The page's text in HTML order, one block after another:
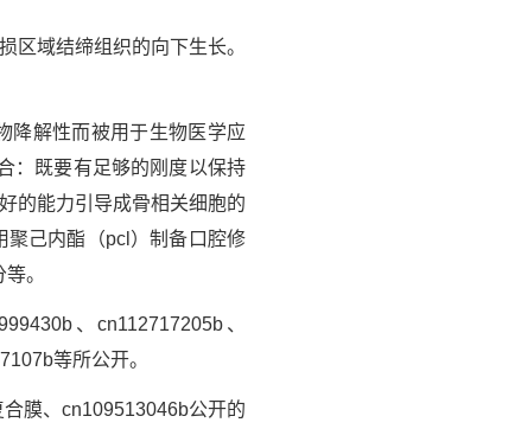
区域结缔组织的向下生长。
降解性而被用于生物医学应
：既要有足够的刚度以保持
的能力引导成骨相关细胞的
聚己内酯（pcl）制备口腔修
。
、cn112717205b、
等所公开。
膜、cn109513046b公开的